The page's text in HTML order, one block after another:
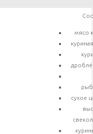
мясо
сухое